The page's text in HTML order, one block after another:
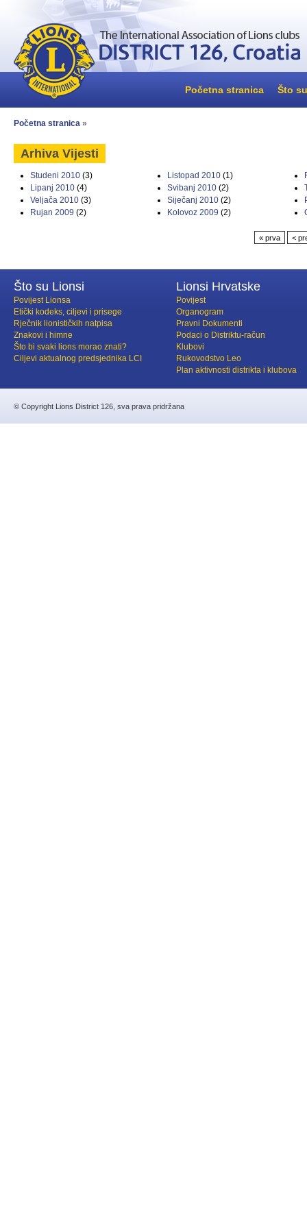
Početna stranica Što
Početna stranica »
Arhiva Vijesti
Studeni 2010 (3) Listopad 2010 (1)
Lipanj 2010 (4) Svibanj 2010 (2)
Veljača 2010 (3) Siječanj 2010 (2)
Rujan 2009 (2) Kolovoz 2009 (2)
« prva <
Što su Lionsi
Povijest Lionsa
Etički kodeks, ciljevi i prisege
Rječnik lionističkih natpisa
Znakovi i himne
Što bi svaki lions morao znati?
Ciljevi aktualnog predsjednika LCI
Lionsi Hrvatske
Povijest
Organogram
Pravni Dokumenti
Podaci o Distriktu-račun
Klubovi
Rukovodstvo Leo
Plan aktivnosti distrikta i klubova
© Copyright Lions District 126, sva prava pridržana